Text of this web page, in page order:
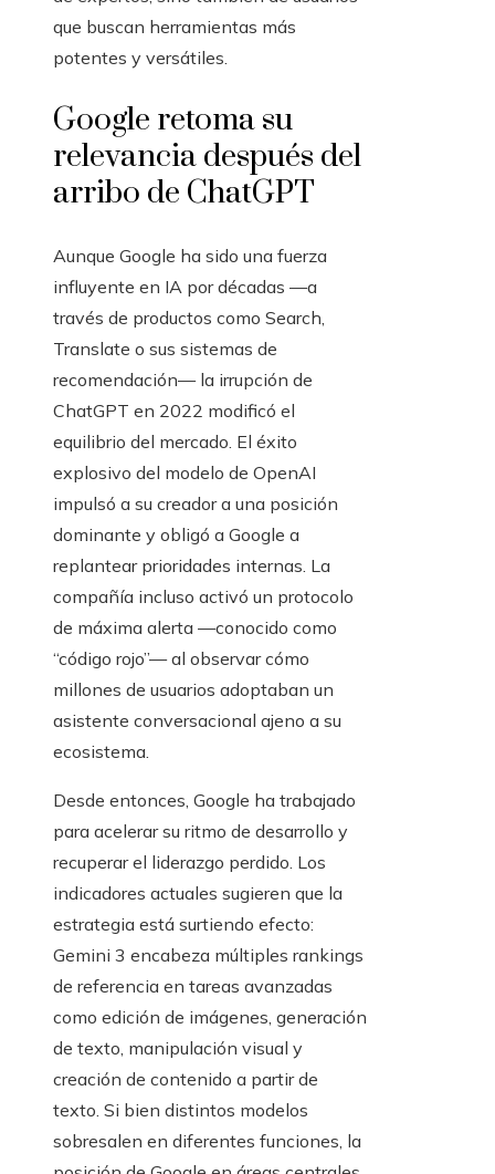
que buscan herramientas más
potentes y versátiles.
Google retoma su
relevancia después del
arribo de ChatGPT
Aunque Google ha sido una fuerza
influyente en IA por décadas —a
través de productos como Search,
Translate o sus sistemas de
recomendación— la irrupción de
ChatGPT en 2022 modificó el
equilibrio del mercado. El éxito
explosivo del modelo de OpenAI
impulsó a su creador a una posición
dominante y obligó a Google a
replantear prioridades internas. La
compañía incluso activó un protocolo
de máxima alerta —conocido como
“código rojo”— al observar cómo
millones de usuarios adoptaban un
asistente conversacional ajeno a su
ecosistema.
Desde entonces, Google ha trabajado
para acelerar su ritmo de desarrollo y
recuperar el liderazgo perdido. Los
indicadores actuales sugieren que la
estrategia está surtiendo efecto:
Gemini 3 encabeza múltiples rankings
de referencia en tareas avanzadas
como edición de imágenes, generación
de texto, manipulación visual y
creación de contenido a partir de
texto. Si bien distintos modelos
sobresalen en diferentes funciones, la